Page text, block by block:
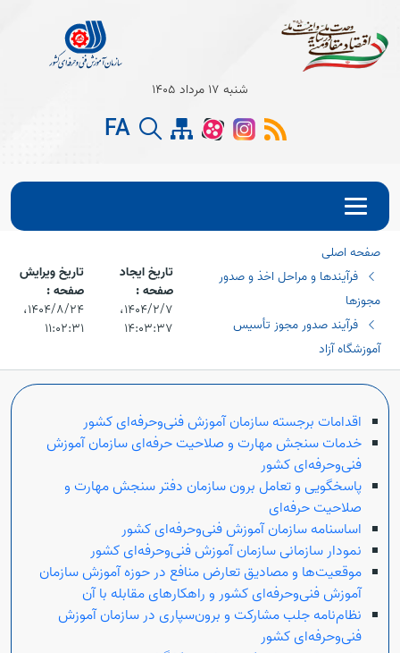
شنبه 17 مرداد 1405
FA
صفحه اصلی
فرآیند‌ها و مراحل اخذ و صدور
مجوزها
فرآیند صدور مجوز تأسیس
آموزشگاه آزاد
تاریخ ایجاد
صفحه :
۱۴۰۴/۲/۷،‏
۱۴:۰۳:۳۷
تاریخ ویرایش
صفحه :
۱۴۰۴/۸/۲۴،‏
۱۱:۰۲:۳۱
اقدامات برجسته سازمان آموزش فنی‌وحرفه‌ای کشور
خدمات سنجش مهارت و صلاحیت حرفه‌ای سازمان آموزش
فنی‌وحرفه‌ای کشور
پاسخگویی و تعامل برون سازمان دفتر سنجش مهارت و
صلاحیت حرفه‌ای
اساسنامه سازمان آموزش فنی‌وحرفه‌ای کشور
نمودار سازمانی سازمان آموزش فنی‌وحرفه‌ای کشور
موقعیت‌ها و مصادیق تعارض منافع در حوزه آموزش سازمان
آموزش فنی‌و‌حرفه‌ای کشور و راهکارهای مقابله با آن
نظام‌نامه جلب مشارکت و برون‌سپاری در سازمان آموزش
فنی‌وحرفه‌ای کشور